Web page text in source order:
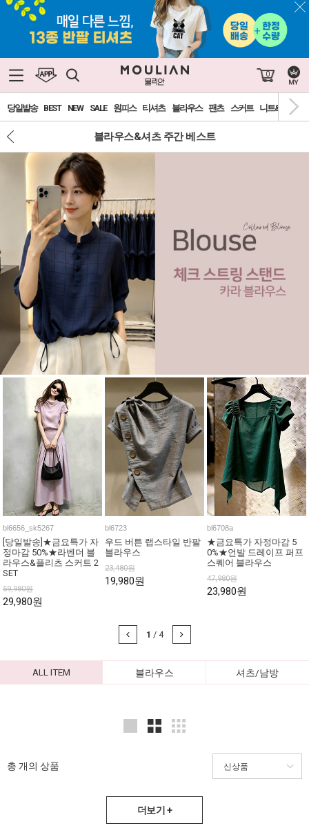
0
당일발송 BEST NEW SALE 원피스 티셔츠 블라우스 팬츠 스커트 니트&가디건
블라우스&셔츠 주간 베스트
bl6656_sk5267
[당일발송]★금요특가 자
정마감 50%★라벤더 블
라우스&플리츠 스커트 2
SET
59,980원
29,980원
bl6723
우드 버튼 랩스타일 반팔
블라우스
23,480원
19,980원
bl6708a
★금요특가 자정마감 5
0%★언발 드레이프 퍼프
스퀘어 블라우스
47,980원
23,980원
1 / 4
ALL ITEM 블라우스 셔츠/남방
총 개의 상품
더보기 +